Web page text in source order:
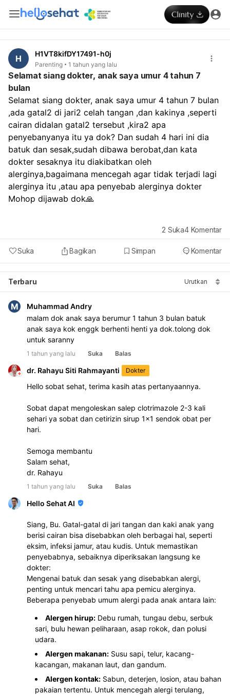
H H1VT8kifDY17491-h0j
Parenting 1 tahun yang lalu
Selamat siang dokter, anak saya umur 4 tahun 7
bulan
Selamat siang dokter, anak saya umur 4 tahun 7 bulan
,ada gatal2 di jari2 celah tangan ,dan kakinya ,seperti
cairan didalan gatal2 tersebut ,kira2 apa
penyebanyanya itu ya dok? Dan sudah 4 hari ini dia
batuk dan sesak,sudah dibawa berobat,dan kata
dokter sesaknya itu diakibatkan oleh
alerginya,bagaimana mencegah agar tidak terjadi lagi
alerginya itu ,atau apa penyebab alerginya dokter
Mohop dijawab dok🙏
Suka Bagikan Simpan Komentar
2 Suka4 Komentar
Terbaru Urutkan
M
Muhammad Andry
malam dok anak saya berumur 1 tahun 3 bulan batuk
anak saya kok enggk berhenti henti ya dok.tolong dok
untuk saranny
1 tahun yang lalu Suka Balas
dr. Rahayu Siti Rahmayanti Dokter
Hello sobat sehat, terima kasih atas pertanyaannya.
Sobat dapat mengoleskan salep clotrimazole 2-3 kali
sehari ya sobat dan cetirizin sirup 1x1 sendok obat per
hari.
Semoga membantu
Salam sehat,
dr. Rahayu
1 tahun yang lalu Suka Balas
Hello Sehat AI
Siang, Bu. Gatal-gatal di jari tangan dan kaki anak yang
berisi cairan bisa disebabkan oleh berbagai hal, seperti
eksim, infeksi jamur, atau kudis. Untuk memastikan
penyebabnya, sebaiknya diperiksakan langsung ke
dokter:
Mengenai batuk dan sesak yang disebabkan alergi,
penting untuk mencari tahu apa pemicu alerginya.
Beberapa penyebab umum alergi pada anak antara lain:
Alergen hirup: Debu rumah, tungau debu, serbuk
sari, bulu hewan peliharaan, asap rokok, dan polusi
udara.
Alergen makanan: Susu sapi, telur, kacang-
kacangan, makanan laut, dan gandum.
Alergen kontak: Sabun, deterjen, losion, atau bahan
pakaian tertentu. Untuk mencegah alergi terulang,